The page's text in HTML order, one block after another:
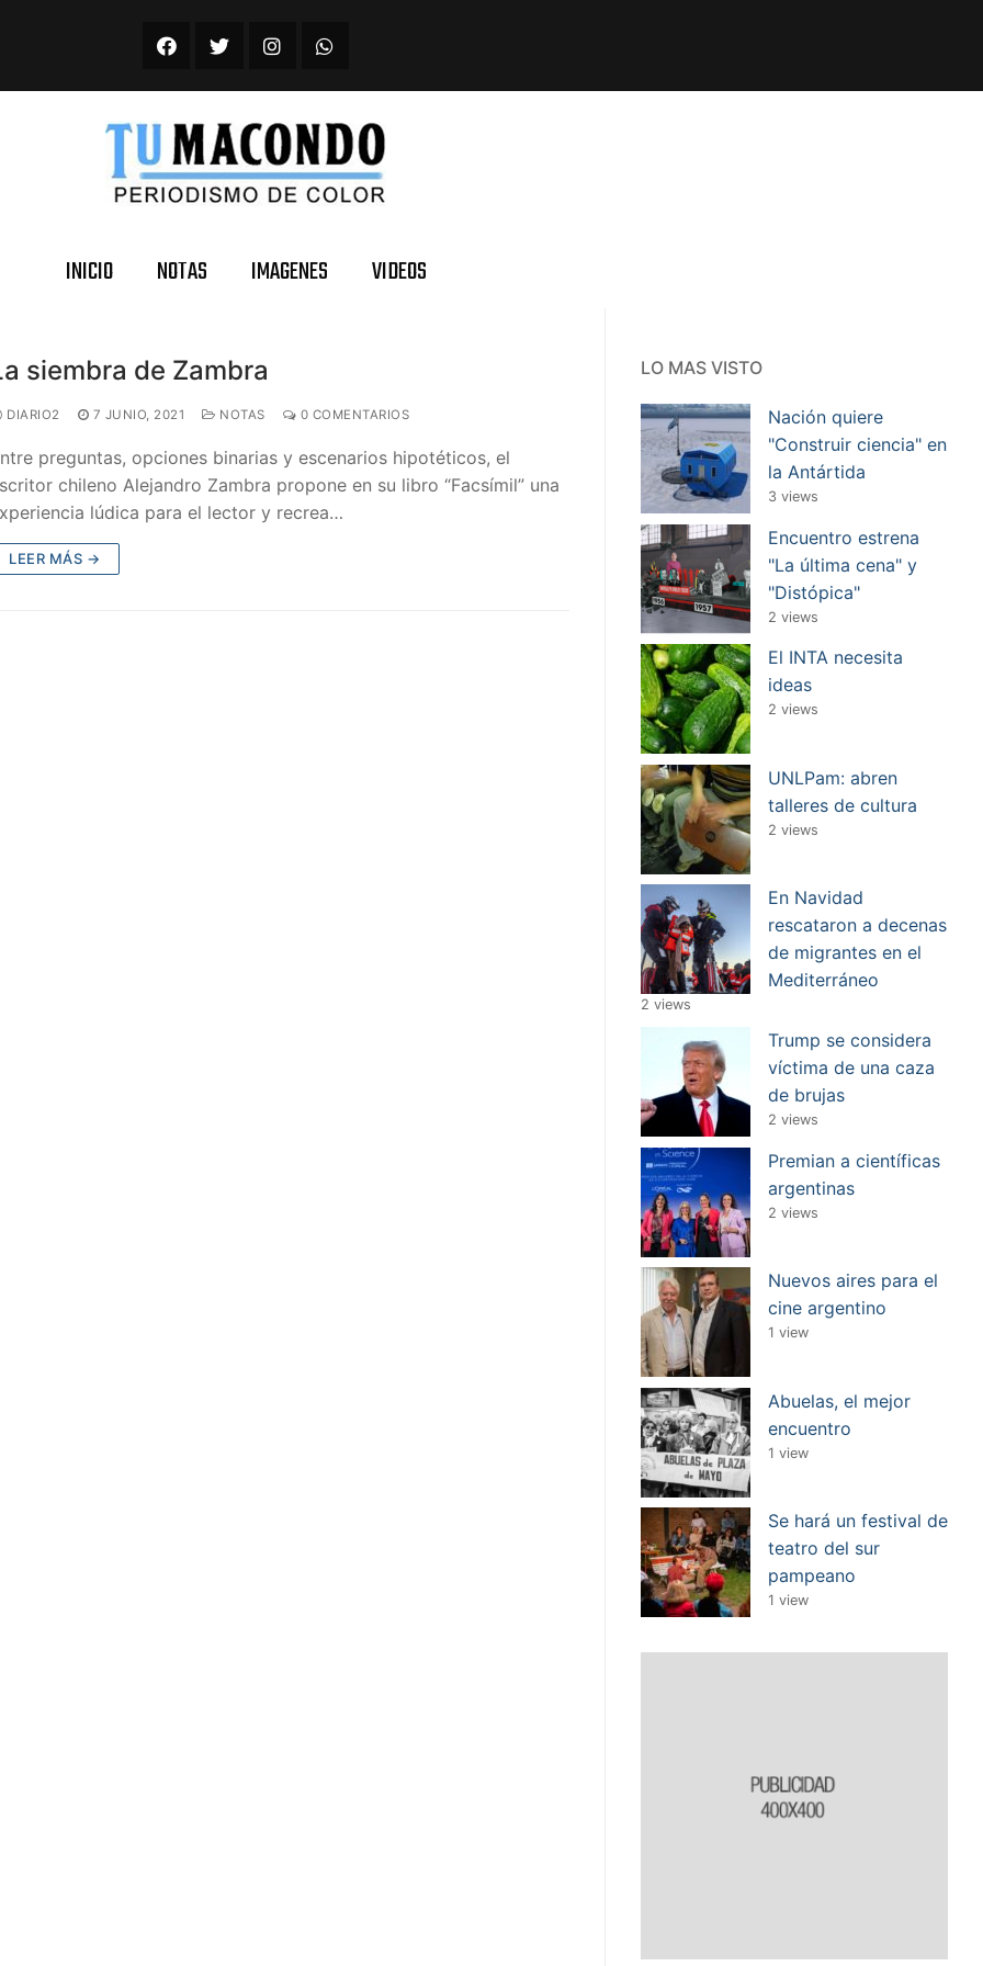
INICIO NOTAS IMAGENES VIDEOS
siembra de Zambra
DIARIO2 7 JUNIO, 2021 NOTAS 0 COMENTARIOS
preguntas, opciones binarias y escenarios hipotéticos, el
chileno Alejandro Zambra propone en su libro “Facsímil” una
lúdica para el lector y recrea…
LEER MÁS →
LO MAS VISTO
Nación quiere
"Construir ciencia" en
la Antártida
3 views
Encuentro estrena
"La última cena" y
"Distópica"
2 views
El INTA necesita
ideas
2 views
UNLPam: abren
talleres de cultura
2 views
En Navidad
rescataron a decenas
de migrantes en el
Mediterráneo
2 views
Trump se considera
víctima de una caza
de brujas
2 views
Premian a científicas
argentinas
2 views
Nuevos aires para el
cine argentino
1 view
Abuelas, el mejor
encuentro
1 view
Se hará un festival de
teatro del sur
pampeano
1 view